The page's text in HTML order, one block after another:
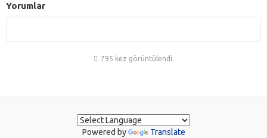
Yorumlar
795 kez görüntülendi.
Powered by Translate